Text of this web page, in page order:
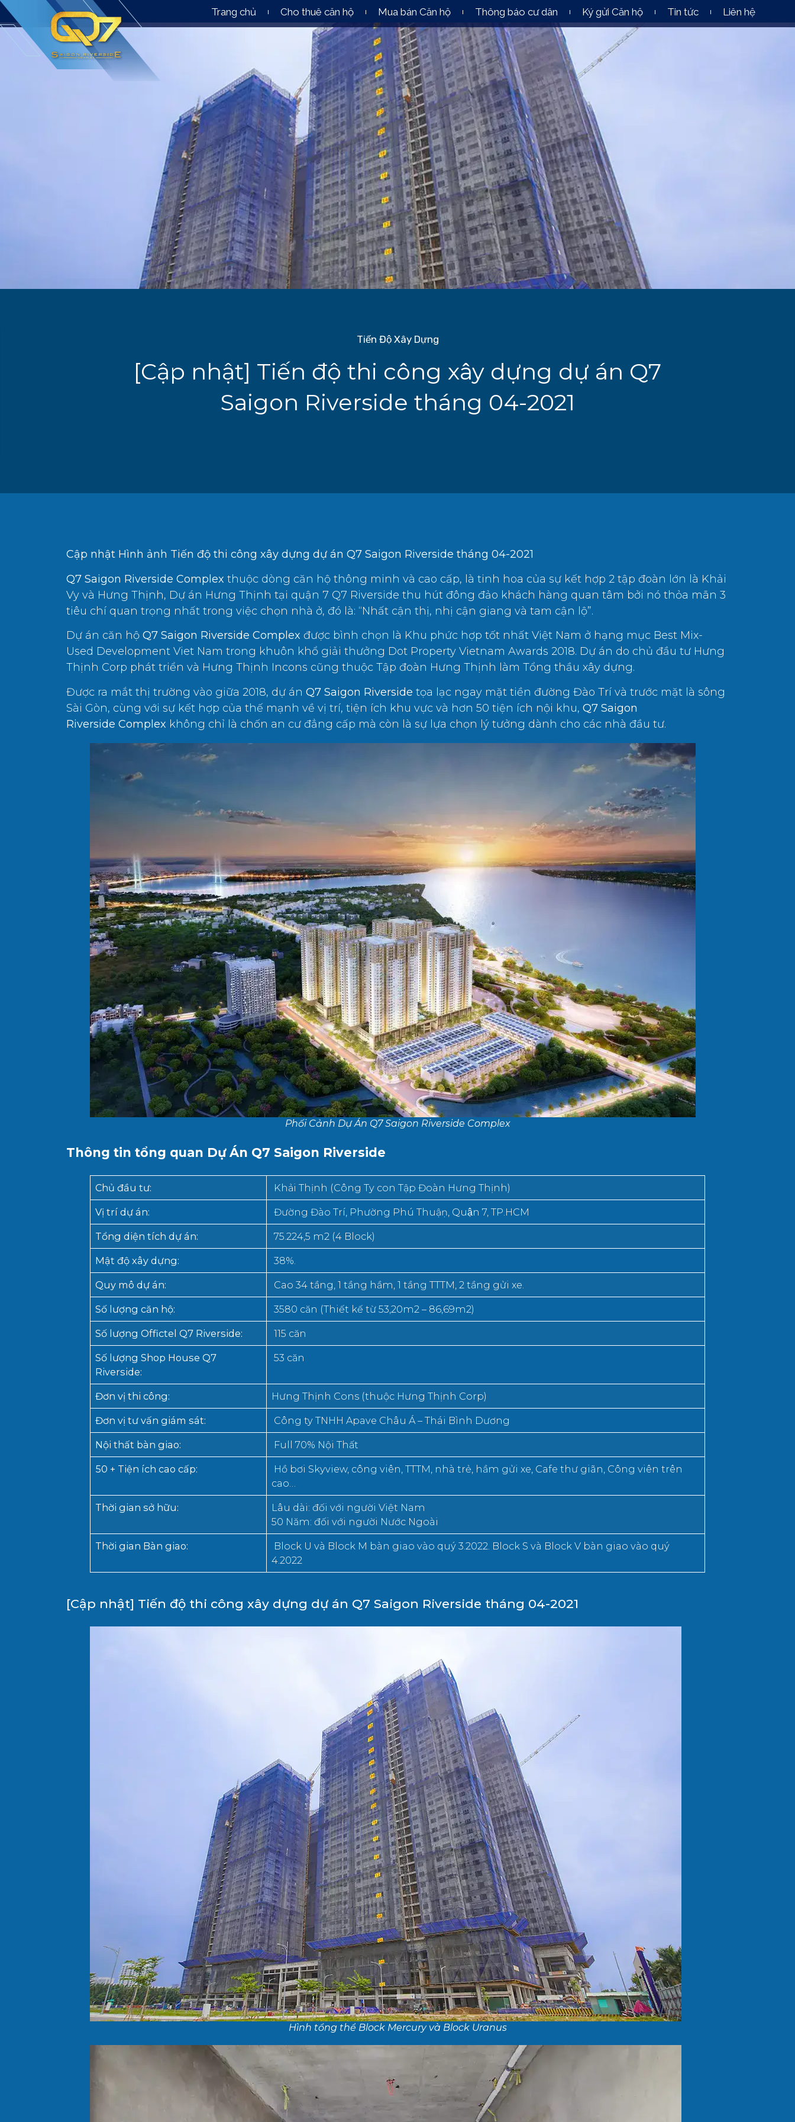
Trang chủ Cho thuê căn hộ Mua bán Căn hộ Thông báo cư dân Ký gửi Căn hộ Tin tức Liên hệ
Tiến Độ Xây Dựng
[Cập nhật] Tiến độ thi công xây dựng dự án Q7
Saigon Riverside tháng 04-2021
Cập nhật Hình ảnh Tiến độ thi công xây dựng dự án Q7 Saigon Riverside tháng 04-2021
Q7 Saigon Riverside Complex thuộc dòng căn hộ thông minh và cao cấp, là tinh hoa của sự kết hợp 2 tập đoàn lớn là Khải
Vy và Hưng Thịnh, Dự án Hưng Thịnh tại quận 7 Q7 Riverside thu hút đông đảo khách hàng quan tâm bởi nó thỏa mãn 3
tiêu chí quan trọng nhất trong việc chọn nhà ở, đó là: “Nhất cận thị, nhị cận giang và tam cận lộ”.
Dự án căn hộ Q7 Saigon Riverside Complex được bình chọn là Khu phức hợp tốt nhất Việt Nam ở hạng mục Best Mix-
Used Development Viet Nam trong khuôn khổ giải thưởng Dot Property Vietnam Awards 2018. Dự án do chủ đầu tư Hưng
Thịnh Corp phát triển và Hưng Thịnh Incons cũng thuộc Tập đoàn Hưng Thịnh làm Tổng thầu xây dựng.
Được ra mắt thị trường vào giữa 2018, dự án Q7 Saigon Riverside tọa lạc ngay mặt tiền đường Đào Trí và trước mặt là sông
Sài Gòn, cùng với sự kết hợp của thế mạnh về vị trí, tiện ích khu vực và hơn 50 tiện ích nội khu, Q7 Saigon
Riverside Complex không chỉ là chốn an cư đẳng cấp mà còn là sự lựa chọn lý tưởng dành cho các nhà đầu tư.
Phối Cảnh Dự Án Q7 Saigon Riverside Complex
Thông tin tổng quan Dự Án Q7 Saigon Riverside
Chủ đầu tư: Khải Thịnh (Công Ty con Tập Đoàn Hưng Thịnh)
Vị trí dự án: Đường Đào Trí, Phường Phú Thuậṇ, Quận 7, TP.HCM
Tổng diện tích dự án: 75.224,5 m2 (4 Block)
Mật độ xây dựng: 38%.
Quy mô dự án: Cao 34 tầng, 1 tầng hầm, 1 tầng TTTM, 2 tầng gửi xe.
Số lượng căn hộ: 3580 căn (Thiết kế từ 53,20m2 – 86,69m2)
Số lượng Offictel Q7 Riverside: 115 căn
Số lượng Shop House Q7
Riverside:
53 căn
Đơn vị thi công: Hưng Thịnh Cons (thuộc Hưng Thịnh Corp)
Đơn vị tư vấn giám sát: Công ty TNHH Apave Châu Á – Thái Bình Dương
Nội thất bàn giao: Full 70% Nội Thất
50 + Tiện ích cao cấp:
Hồ bơi Skyview, công viên, TTTM, nhà trẻ, hầm gửi xe, Cafe thư giãn, Công viên trên
cao…
Thời gian sở hữu:
Lâu dài: đối với người Việt Nam
50 Năm: đối với người Nước Ngoài
Thời gian Bàn giao:
Block U và Block M bàn giao vào quý 3.2022. Block S và Block V bàn giao vào quý
4.2022
[Cập nhật] Tiến độ thi công xây dựng dự án Q7 Saigon Riverside tháng 04-2021
Hình tổng thể Block Mercury và Block Uranus